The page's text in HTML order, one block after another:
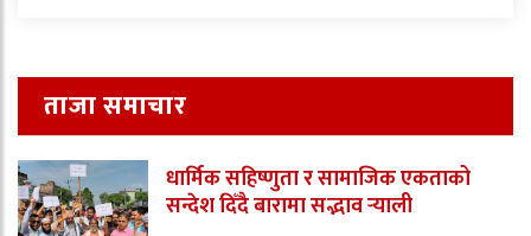
ताजा समाचार
धार्मिक सहिष्णुता र सामाजिक एकताको
सन्देश दिँदै बारामा सद्भाव र्‍याली